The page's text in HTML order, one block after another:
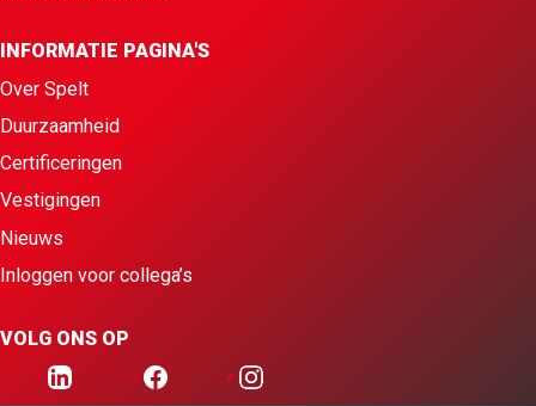
INFORMATIE PAGINA'S
Over Spelt
Duurzaamheid
Certificeringen
Vestigingen
Nieuws
Inloggen voor collega’s
VOLG ONS OP